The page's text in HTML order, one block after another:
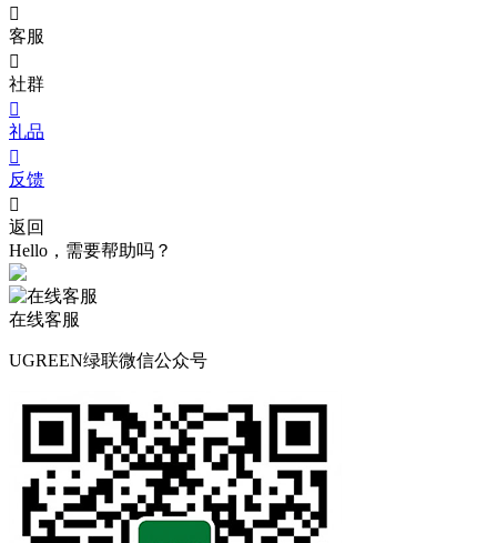

客服

社群

礼品

反馈

返回
Hello，需要帮助吗？
在线客服
UGREEN绿联微信公众号